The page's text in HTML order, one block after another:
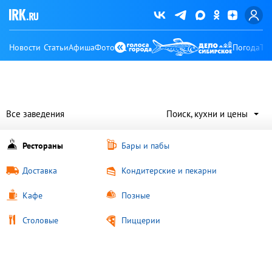
Новости СтатьиАфишаФото Погода
Поиск, кухни и цены
Все заведения
Рестораны Бары и пабы
Доставка Кондитерские и пекарни
Кафе Позные
Столовые Пиццерии